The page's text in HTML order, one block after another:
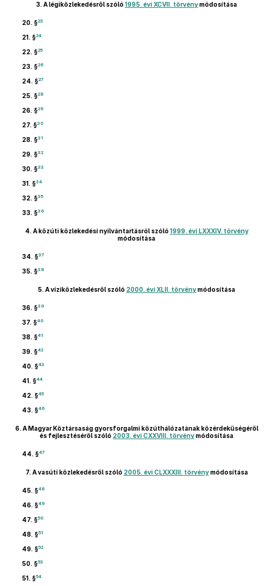
3. A légiközlekedésről szóló 1995. évi XCVII. törvénymódosítása
20. §23
21. §24
22. §25
23. §26
24. §27
25. §28
26. §29
27. §30
28. §31
29. §32
30. §33
31. §34
32. §35
33. §36
4. A közúti közlekedési nyilvántartásról szóló 1999. évi LXXXIV. törvény
módosítása
34. §37
35. §38
5. A víziközlekedésről szóló 2000. évi XLII. törvénymódosítása
36. §39
37. §40
38. §41
39. §42
40. §43
41. §44
42. §45
43. §46
6. A Magyar Köztársaság gyorsforgalmi közúthálózatának közérdekűségéről
és fejlesztéséről szóló 2003. évi CXXVIII. törvénymódosítása
44. §47
7. A vasúti közlekedésről szóló 2005. évi CLXXXIII. törvénymódosítása
45. §48
46. §49
47. §50
48. §51
49. §52
50. §53
51. §54